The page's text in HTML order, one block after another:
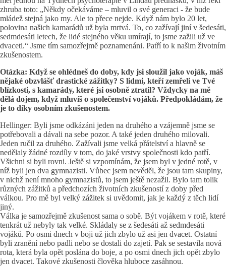
zhruba toto: „Někdy očekáváme – mluvil o své generaci - že bude
mládež stejná jako my. Ale to přece nejde. Když nám bylo 20 let,
polovina našich kamarádů už byla mrtvá. To, co zažívají jiní v šedesáti,
sedmdesáti letech, že lidé stejného věku umírají, to jsme zažili už ve
dvaceti.“ Jsme tím samozřejmě poznamenáni. Patří to k našim životním
zkušenostem.
Otázka: Když se ohlédneš do doby, kdy jsi sloužil jako voják, máš
nějaké obzvlášť drastické zážitky? S lidmi, kteří zemřeli ve Tvé
blízkosti, s kamarády, které jsi osobně ztratil? Vždycky na mě
dělá dojem, když mluvíš o společenství vojáků. Předpokládám, že
je to díky osobním zkušenostem.
Hellinger: Byli jsme odkázáni jeden na druhého a vzájemně jsme se
potřebovali a dávali na sebe pozor. A také jeden druhého milovali.
Jeden ručil za druhého. Zažívali jsme velká přátelství a hlavně se
nedělaly žádné rozdíly v tom, do jaké vrstvy společnosti kdo patří.
Všichni si byli rovni. Ještě si vzpomínám, že jsem byl v jedné rotě, v
níž byli jen dva gymnazisti. Vůbec jsem nevěděl, že jsou tam skupiny,
v nichž není mnoho gymnazistů, to jsem ještě nezažil. Bylo tam tolik
různých zážitků a předchozích životních zkušeností z doby před
válkou. Pro mě byl velký zážitek si uvědomit, jak je každý z těch lidí
jiný.
Válka je samozřejmě zkušenost sama o sobě. Být vojákem v rotě, které
tenkrát už nebyly tak velké. Skládaly se z šedesáti až sedmdesáti
vojáků. Po osmi dnech v boji už jich zbylo už asi jen dvacet. Ostatní
byli zranění nebo padli nebo se dostali do zajetí. Pak se sestavila nová
rota, která byla opět poslána do boje, a po osmi dnech jich opět zbylo
jen dvacet. Takové zkušenosti člověka hluboce zasáhnou.